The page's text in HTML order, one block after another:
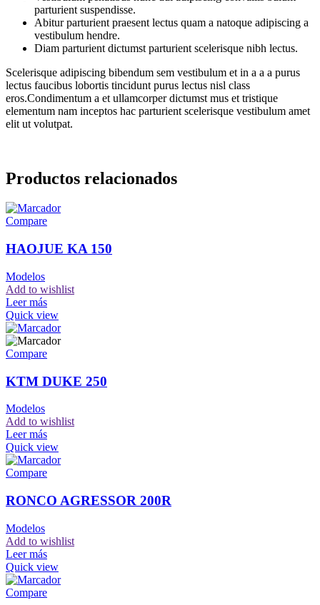
parturient suspendisse.
Abitur parturient praesent lectus quam a natoque adipiscing a
vestibulum hendre.
Diam parturient dictumst parturient scelerisque nibh lectus.
Scelerisque adipiscing bibendum sem vestibulum et in a a a purus
lectus faucibus lobortis tincidunt purus lectus nisl class
eros.Condimentum a et ullamcorper dictumst mus et tristique
elementum nam inceptos hac parturient scelerisque vestibulum amet
elit ut volutpat.
Productos relacionados
Compare
HAOJUE KA 150
Modelos
Add to wishlist
Leer más
Quick view
Compare
KTM DUKE 250
Modelos
Add to wishlist
Leer más
Quick view
Compare
RONCO AGRESSOR 200R
Modelos
Add to wishlist
Leer más
Quick view
Compare